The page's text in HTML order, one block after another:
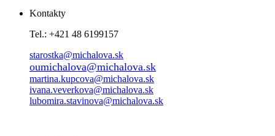
Kontakty
Tel.: +421 48 6199157
starostka@michalova.sk
oumichalova@michalova.sk
martina.kupcova@michalova.sk
ivana.veverkova@michalova.sk
lubomira.stavinova@michalova.sk